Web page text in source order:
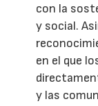
con la
y social.
en el que
y las